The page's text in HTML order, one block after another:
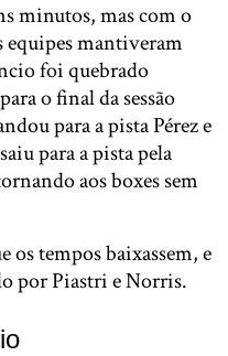
minutos, mas com o
equipes mantiveram
foi quebrado
o final da sessão
para a pista Pérez e
para a pista pela
aos boxes sem
os tempos baixassem, e
por Piastri e Norris.